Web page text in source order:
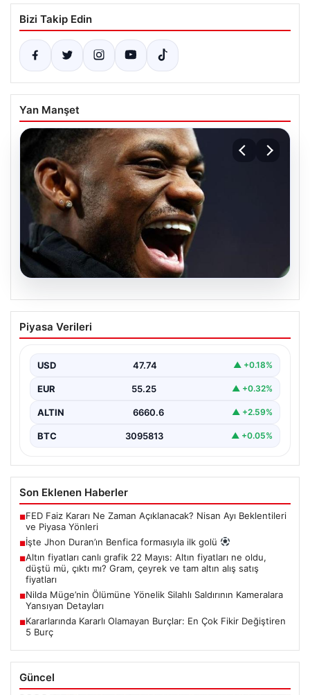
Bizi Takip Edin
Yan Manşet
İşte Jhon Duran’ın Benfica formasıyla
ilk golü
Piyasa Verileri
USD 47.74 ▲ +0.18%
EUR 55.25 ▲ +0.32%
ALTIN 6660.6 ▲ +2.59%
BTC 3095813 ▲ +0.05%
Son Eklenen Haberler
■FED Faiz Kararı Ne Zaman Açıklanacak? Nisan Ayı Beklentileri
ve Piyasa Yönleri
■İşte Jhon Duran’ın Benfica formasıyla ilk golü
■Altın fiyatları canlı grafik 22 Mayıs: Altın fiyatları ne oldu,
düştü mü, çıktı mı? Gram, çeyrek ve tam altın alış satış
fiyatları
■Nilda Müge’nin Ölümüne Yönelik Silahlı Saldırının Kameralara
Yansıyan Detayları
■Kararlarında Kararlı Olamayan Burçlar: En Çok Fikir Değiştiren
5 Burç
Güncel